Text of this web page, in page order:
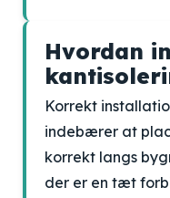
Hvordan
Korrekt
indebærer at
korrekt langs
der er en tæt